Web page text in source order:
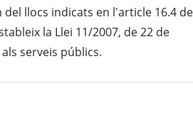
llocs indicats en l'article 16.4 de
la Llei 11/2007, de 22 de
serveis públics.